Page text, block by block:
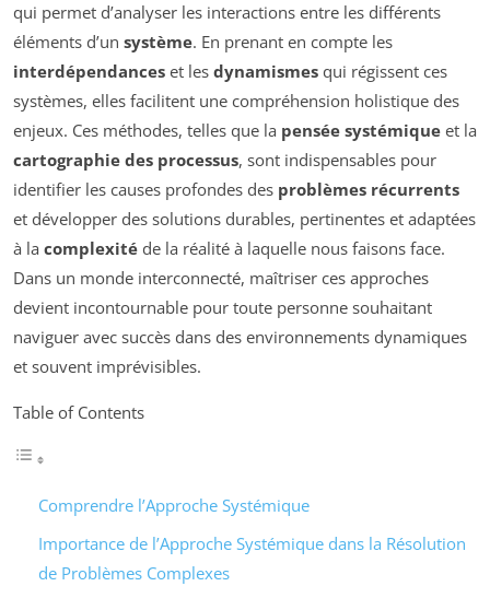
qui permet d’analyser les interactions entre les différents
éléments d’un système. En prenant en compte les
interdépendances et les dynamismes qui régissent ces
systèmes, elles facilitent une compréhension holistique des
enjeux. Ces méthodes, telles que la pensée systémique et la
cartographie des processus, sont indispensables pour
identifier les causes profondes des problèmes récurrents
et développer des solutions durables, pertinentes et adaptées
à la complexité de la réalité à laquelle nous faisons face.
Dans un monde interconnecté, maîtriser ces approches
devient incontournable pour toute personne souhaitant
naviguer avec succès dans des environnements dynamiques
et souvent imprévisibles.
Table of Contents
Comprendre l’Approche Systémique
Importance de l’Approche Systémique dans la Résolution
de Problèmes Complexes